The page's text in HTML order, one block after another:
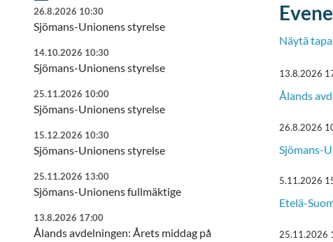
Näytä
13.8.2026
Ålands
26.8.2026
Sjömans-
5.11.2026
Etelä-
25.11.2026
26.8.2026 10:30
Sjömans-Unionens styrelse
14.10.2026 10:30
Sjömans-Unionens styrelse
25.11.2026 10:00
Sjömans-Unionens styrelse
15.12.2026 10:30
Sjömans-Unionens styrelse
25.11.2026 13:00
Sjömans-Unionens fullmäktige
13.8.2026 17:00
Ålands avdelningen: Årets middag på